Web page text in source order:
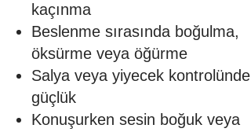
kaçınma
Beslenme sırasında boğulma,
öksürme veya öğürme
Salya veya yiyecek kontrolünde
güçlük
Konuşurken sesin boğuk veya